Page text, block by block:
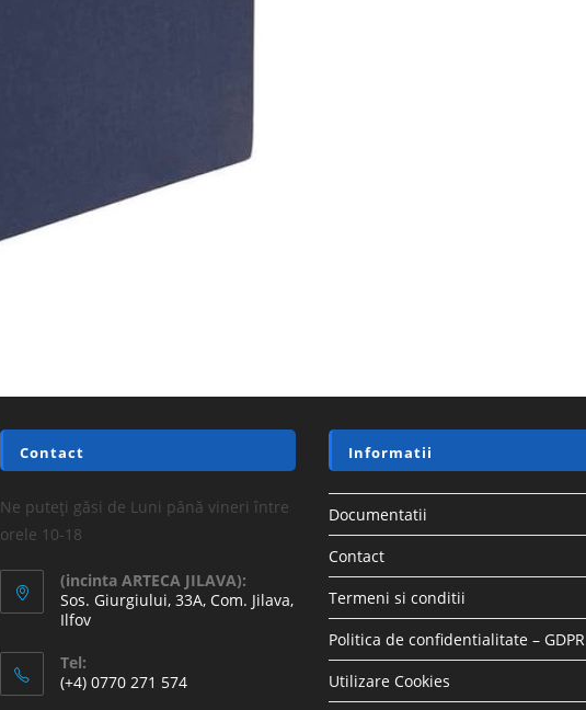
Contact
Ne puteți găsi de Luni până vineri între
orele 10-18
(incinta ARTECA JILAVA):
Sos. Giurgiului, 33A, Com. Jilava,
Ilfov
Tel:
(+4) 0770 271 574
Informatii
Documentatii
Contact
Termeni si conditii
Politica de confidentialitate – GDPR
Utilizare Cookies